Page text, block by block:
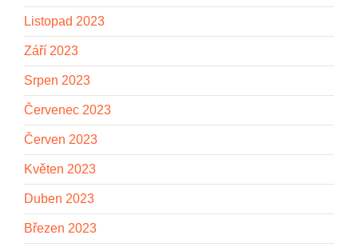
Listopad 2023
Září 2023
Srpen 2023
Červenec 2023
Červen 2023
Květen 2023
Duben 2023
Březen 2023